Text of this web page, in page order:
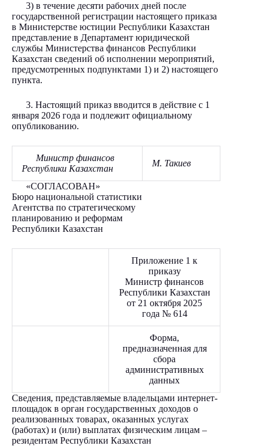
3) в течение десяти рабочих дней после
государственной регистрации настоящего приказа
в Министерстве юстиции Республики Казахстан
представление в Департамент юридической
службы Министерства финансов Республики
Казахстан сведений об исполнении мероприятий,
предусмотренных подпунктами 1) и 2) настоящего
пункта.
3. Настоящий приказ вводится в действие c 1
января 2026 года и подлежит официальному
опубликованию.
Министр финансов
Республики Казахстан
М. Такиев
«СОГЛАСОВАН»
Бюро национальной статистики
Агентства по стратегическому
планированию и реформам
Республики Казахстан
Приложение 1 к
приказу
Министр финансов
Республики Казахстан
от 21 октября 2025
года № 614
Форма,
предназначенная для
сбора
административных
данных
Сведения, представляемые владельцами интернет-
площадок в орган государственных доходов о
реализованных товарах, оказанных услугах
(работах) и (или) выплатах физическим лицам –
резидентам Республики Казахстан